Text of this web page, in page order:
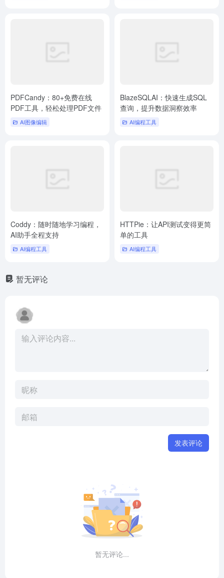
PDFCandy：80+免费在线
PDF工具，轻松处理PDF文件
AI图像编辑
BlazeSQLAI：快速生成SQL
查询，提升数据洞察效率
AI编程工具
Coddy：随时随地学习编程，
AI助手全程支持
AI编程工具
HTTPie：让API测试变得更简
单的工具
AI编程工具
暂无评论
发表评论
暂无评论...